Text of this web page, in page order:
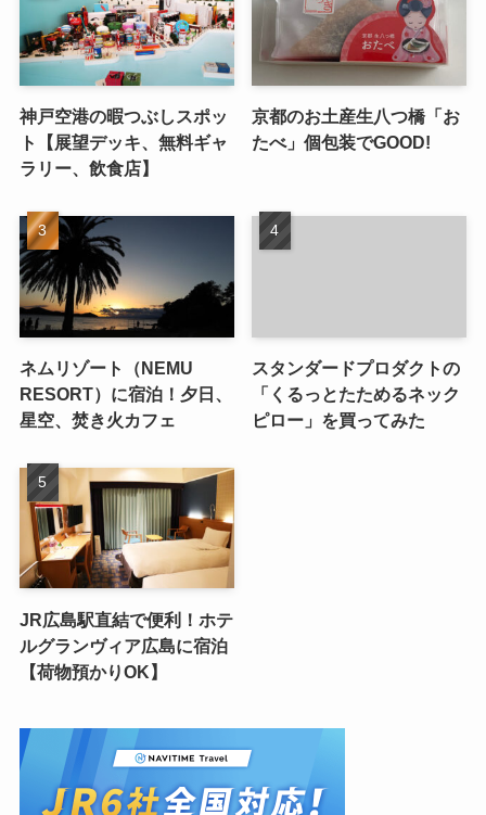
神戸空港の暇つぶしスポッ
ト【展望デッキ、無料ギャ
ラリー、飲食店】
京都のお土産生八つ橋「お
たべ」個包装でGOOD!
ネムリゾート（NEMU
RESORT）に宿泊！夕日、
星空、焚き火カフェ
スタンダードプロダクトの
「くるっとたためるネック
ピロー」を買ってみた
JR広島駅直結で便利！ホテ
ルグランヴィア広島に宿泊
【荷物預かりOK】